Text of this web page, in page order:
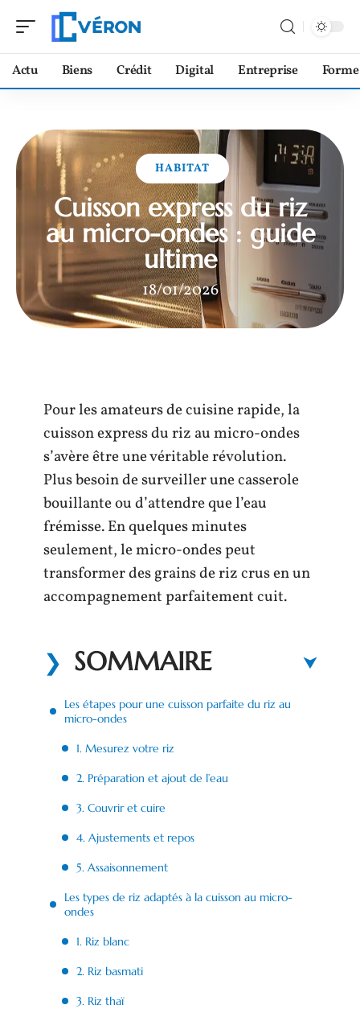
Actu Biens Crédit Digital Entreprise Forme
HABITAT
Cuisson express du riz
au micro-ondes : guide
ultime
18/01/2026
Pour les amateurs de cuisine rapide, la
cuisson express du riz au micro-ondes
s’avère être une véritable révolution.
Plus besoin de surveiller une casserole
bouillante ou d’attendre que l’eau
frémisse. En quelques minutes
seulement, le micro-ondes peut
transformer des grains de riz crus en un
accompagnement parfaitement cuit.
SOMMAIRE
Les étapes pour une cuisson parfaite du riz au
micro-ondes
1. Mesurez votre riz
2. Préparation et ajout de l’eau
3. Couvrir et cuire
4. Ajustements et repos
5. Assaisonnement
Les types de riz adaptés à la cuisson au micro-
ondes
1. Riz blanc
2. Riz basmati
3. Riz thaï